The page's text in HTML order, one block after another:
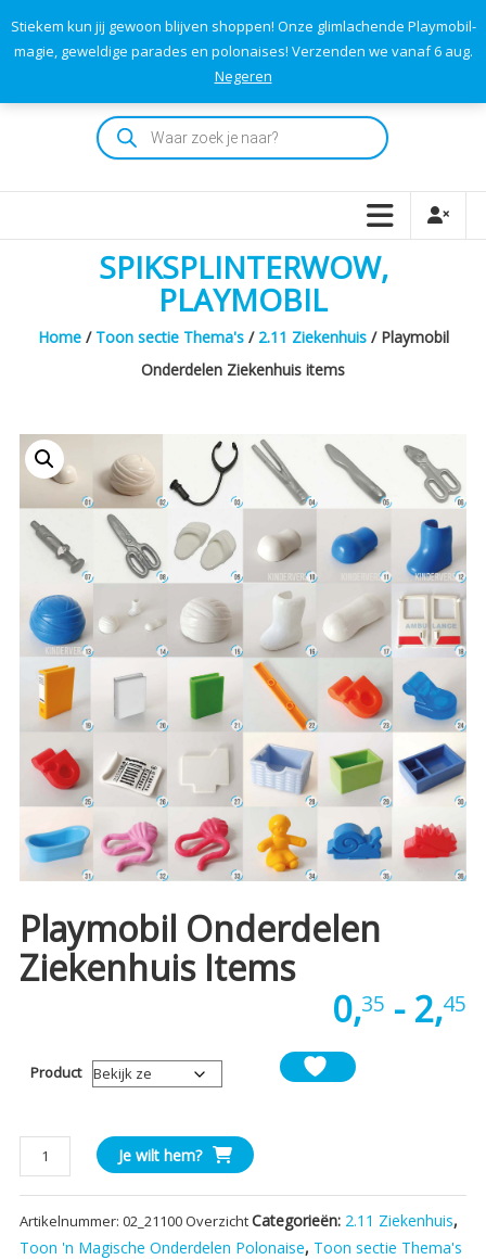
Stiekem kun jij gewoon blijven shoppen! Onze glimlachende Playmobil-
magie, geweldige parades en polonaises! Verzenden we vanaf 6 aug.
Negeren
content
Playmodok
Tweedehands
dromen
voor
iedereen
TOTAAL
Producten
zoeken
SPIKSPLINTERWOW,
PLAYMOBIL
Home/ Toon sectie Thema's/ 2.11 Ziekenhuis/ Playmobil
Onderdelen Ziekenhuis items
Playmobil Onderdelen
Ziekenhuis Items
0,35 - 2,45
Product
Playmobil
Onderdelen
Ziekenhuis
items
aantal
Je wilt hem?
Artikelnummer: 02_21100 OverzichtCategorieën: 2.11 Ziekenhuis,
Toon 'n Magische Onderdelen Polonaise, Toon sectie Thema's